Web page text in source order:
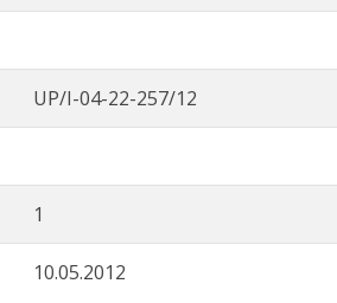
UP/I-04-22-257/12
1
10.05.2012